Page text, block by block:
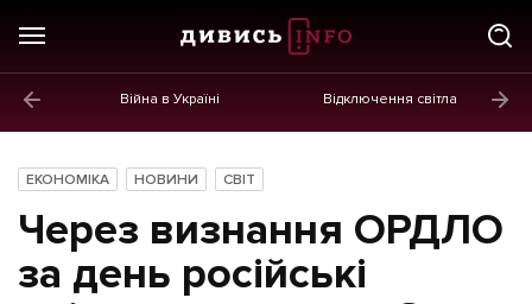
Війна в Україні Відключення світла
Новини
Політика
Економіка
ЕКОНОМІКА НОВИНИ СВІТ
Через визнання ОРДЛО
за день російські